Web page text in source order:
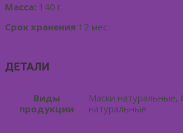
Масса: 140 г.
Срок хранения 12 мес.
ДЕТАЛИ
Виды
продукции
Маски натуральные,
натуральные